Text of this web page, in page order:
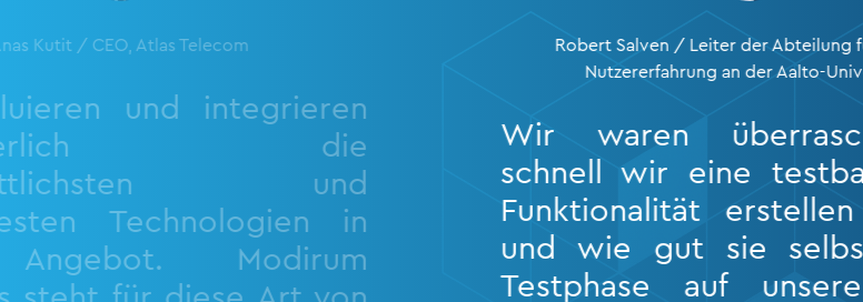
Kutit / CEO, Atlas Telecom
und integrieren
die
und
Technologien in
Modirum
Robert Salven / Leiter der Abteilung
Nutzererfahrung an der Aalto-
Wir waren
schnell wir eine
Funktionalität
und wie gut sie
Testphase auf